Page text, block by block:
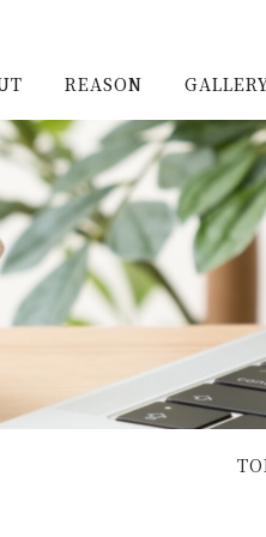
REASON
施工実例（新
施工実例（リ
ン）